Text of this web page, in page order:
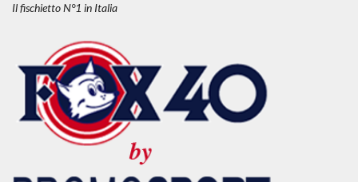
Il fischietto N°1 in Italia